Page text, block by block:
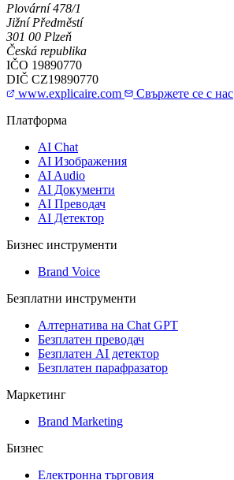
Plovární 478/1
Jižní Předměstí
301 00 Plzeň
Česká republika
IČO 19890770
DIČ CZ19890770
www.explicaire.com
Свържете се с нас
Платформа
AI Chat
AI Изображения
AI Audio
AI Документи
AI Преводач
AI Детектор
Бизнес инструменти
Brand Voice
Безплатни инструменти
Алтернатива на Chat GPT
Безплатен преводач
Безплатен AI детектор
Безплатен парафразатор
Маркетинг
Brand Marketing
Бизнес
Електронна търговия